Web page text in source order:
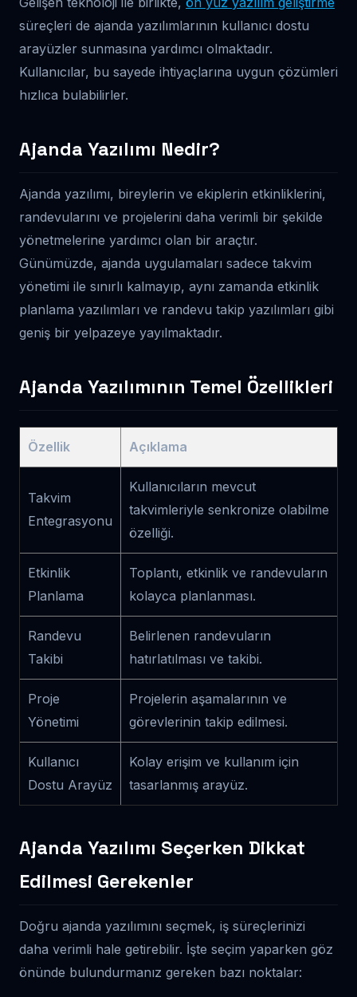
süreçleri de ajanda yazılımlarının kullanıcı dostu
arayüzler sunmasına yardımcı olmaktadır.
Kullanıcılar, bu sayede ihtiyaçlarına uygun çözümleri
hızlıca bulabilirler.
Ajanda Yazılımı Nedir?
Ajanda yazılımı, bireylerin ve ekiplerin etkinliklerini,
randevularını ve projelerini daha verimli bir şekilde
yönetmelerine yardımcı olan bir araçtır.
Günümüzde, ajanda uygulamaları sadece takvim
yönetimi ile sınırlı kalmayıp, aynı zamanda etkinlik
planlama yazılımları ve randevu takip yazılımları gibi
geniş bir yelpazeye yayılmaktadır.
Ajanda Yazılımının Temel Özellikleri
Özellik Açıklama
Takvim
Entegrasyonu
Kullanıcıların mevcut
takvimleriyle senkronize olabilme
özelliği.
Etkinlik
Planlama
Toplantı, etkinlik ve randevuların
kolayca planlanması.
Randevu
Takibi
Belirlenen randevuların
hatırlatılması ve takibi.
Proje
Yönetimi
Projelerin aşamalarının ve
görevlerinin takip edilmesi.
Kullanıcı
Dostu Arayüz
Kolay erişim ve kullanım için
tasarlanmış arayüz.
Ajanda Yazılımı Seçerken Dikkat
Edilmesi Gerekenler
Doğru ajanda yazılımını seçmek, iş süreçlerinizi
daha verimli hale getirebilir. İşte seçim yaparken göz
önünde bulundurmanız gereken bazı noktalar: